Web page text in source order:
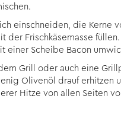
einschneiden, die Kerne
der Frischkäsemasse füllen.
einer Scheibe Bacon
Grill oder auch eine
Olivenöl drauf erhitzen
Hitze von allen Seiten